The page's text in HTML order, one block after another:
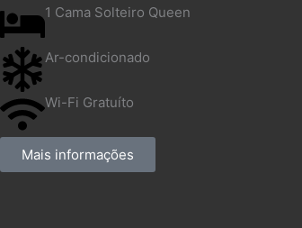
1 Cama Solteiro Queen
Ar-condicionado
Wi-Fi Gratuíto
Mais informações